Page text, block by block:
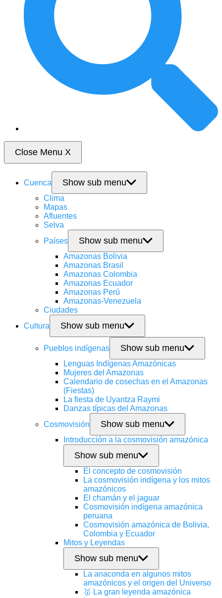
Close Menu X
Cuenca Show sub menu
Clima
Mapas
Afluentes
Selva
Países
Show sub menu
Amazonas Bolivia
Amazonas Brasil
Amazonas Colombia
Amazonas Ecuador
Amazonas Perú
Amazonas-Venezuela
Ciudades
Cultura
Show sub menu
Pueblos indígenas Show sub menu
Lenguas Indígenas Amazónicas
Mujeres del Amazonas
Calendario de cosechas en el Amazonas
(Fiestas)
La fiesta de Uyantza Raymi
Danzas típicas del Amazonas
Cosmovisión
Show sub menu
Introducción a la cosmovisión amazónica
Show sub menu
El concepto de cosmovisión
La cosmovisión indígena y los mitos
amazónicos
El chamán y el jaguar
Cosmovisión indígena amazónica
peruana
Cosmovisión amazónica de Bolivia,
Colombia y Ecuador
Mitos y Leyendas
Show sub menu
La anaconda en algunos mitos
amazónicos y el origen del Universo
🥇 La gran leyenda amazónica